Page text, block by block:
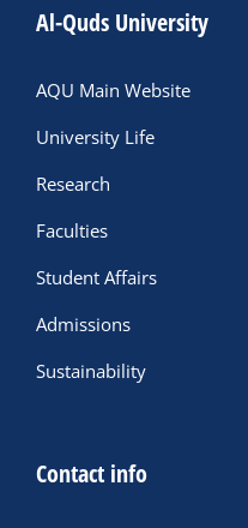
Al-Quds University
AQU Main Website
University Life
Research
Faculties
Student Affairs
Admissions
Sustainability
Contact info